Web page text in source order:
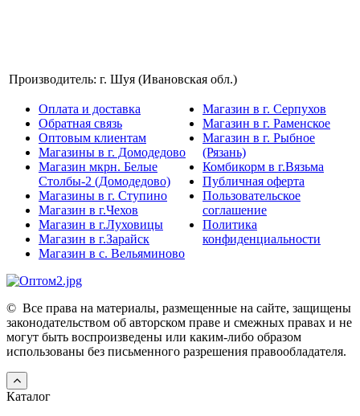
Производитель: г. Шуя (Ивановская обл.)
Оплата и доставка
Обратная связь
Оптовым клиентам
Магазины в г. Домодедово
Магазин мкрн. Белые
Столбы-2 (Домодедово)
Магазины в г. Ступино
Магазин в г.Чехов
Магазин в г.Луховицы
Магазин в г.Зарайск
Магазин в с. Вельяминово
Магазин в г. Серпухов
Магазин в г. Раменское
Магазин в г. Рыбное
(Рязань)
Комбикорм в г.Вязьма
Публичная оферта
Пользовательское
соглашение
Политика
конфиденциальности
© Все права на материалы, размещенные на сайте, защищены
законодательством об авторском праве и смежных правах и не
могут быть воспроизведены или каким-либо образом
использованы без письменного разрешения правообладателя.
Каталог